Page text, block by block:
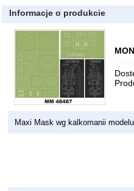
Informacje o produkcie
Maxi Mask wg kalkomanii